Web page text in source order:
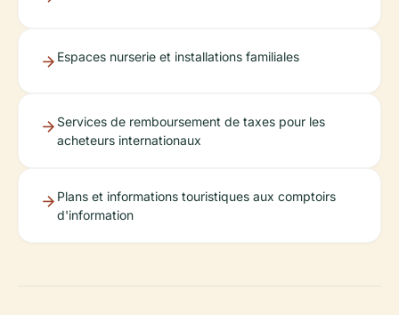
Espaces nurserie et installations familiales
Services de remboursement de taxes pour les
acheteurs internationaux
Plans et informations touristiques aux comptoirs
d'information